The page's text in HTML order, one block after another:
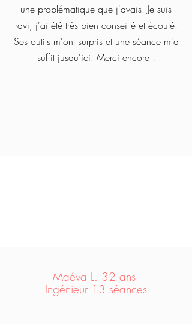
une problématique que j'avais. Je suis
ravi, j'ai été très bien conseillé et écouté.
Ses outils m'ont surpris et une séance m'a
suffit jusqu'ici. Merci encore !
Maéva L. 32 ans
Ingénieur 13 séances